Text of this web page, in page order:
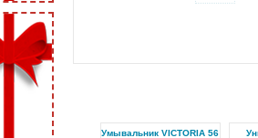
Умывальник VICTORIA 56